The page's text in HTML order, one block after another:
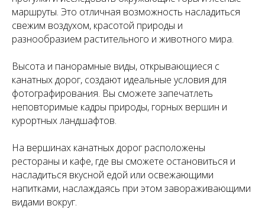
маршруты. Это отличная возможность насладиться
свежим воздухом, красотой природы и
разнообразием растительного и животного мира.
Высота и панорамные виды, открывающиеся с
канатных дорог, создают идеальные условия для
фотографирования. Вы сможете запечатлеть
неповторимые кадры природы, горных вершин и
курортных ландшафтов.
На вершинах канатных дорог расположены
рестораны и кафе, где вы сможете остановиться и
насладиться вкусной едой или освежающими
напитками, наслаждаясь при этом завораживающими
видами вокруг.